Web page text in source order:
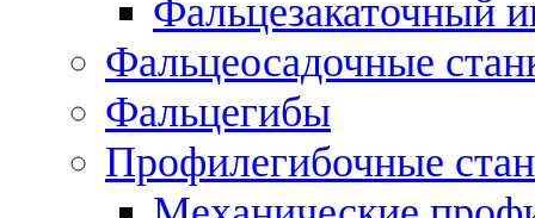
Фальцезакаточный
Фальцеосадочные
Фальцегибы
Профилегибочные